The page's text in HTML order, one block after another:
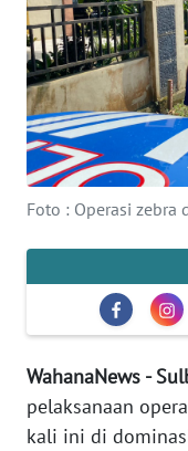
Foto : Operasi zebra
WahanaNews -
pelaksanaan
kali ini di
BERITA
KONTAK
KAMI
INFO
IKLAN
PEDOMAN
MEDIA